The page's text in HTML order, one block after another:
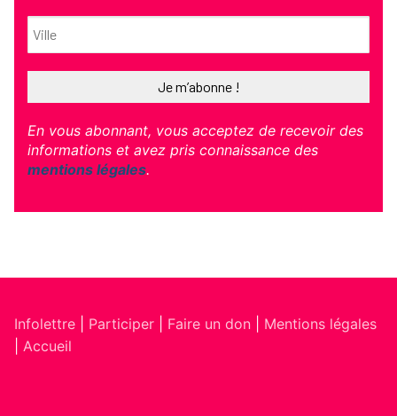
En vous abonnant, vous acceptez de recevoir des
informations et avez pris connaissance des
mentions légales.
Infolettre Participer Faire un don
Mentions légales
Accueil